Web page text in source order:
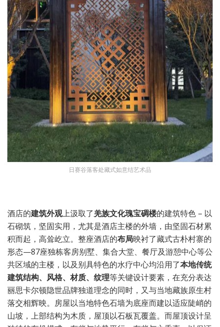
日赛谷落客处藏式如意结艺术品
酒店的建筑外观上汲取了羌族文化瑰宝碉楼的建筑特色 – 以
石砌筑，坚固实用，尤其是酒店主楼的外墙，由坚固石材累
积而起，高耸屹立。整座酒店的布局映衬了藏式古朴村寨的
形态—87座独栋客房别墅、集合大堂、餐厅及游憩中心等公
共区域的主楼，以及别具特色的水疗中心均沿用了本地传统
建筑结构、风格、材质、纹理等关键设计要素，在充分表达
丽思卡尔顿隐世品牌独道理念的同时，又与当地藏族原生村
落交相辉映。房屋以当地特色石墙为底座而建以适应陡峭的
山坡，上部结构为木质，屋顶以石板瓦覆盖。而屋顶设计呈